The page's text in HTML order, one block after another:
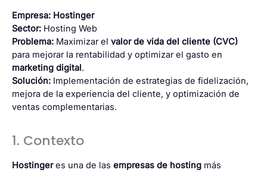
Empresa: Hostinger
Sector: Hosting Web
Problema: Maximizar el valor de vida del cliente (CVC)
para mejorar la rentabilidad y optimizar el gasto en
marketing digital.
Solución: Implementación de estrategias de fidelización,
mejora de la experiencia del cliente, y optimización de
ventas complementarias.
1. Contexto
Hostingeres una de las empresas de hosting más